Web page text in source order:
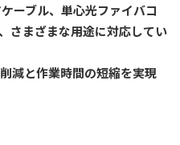
ーブル、単心光ファイバコ
さまざまな用途に対応してい
減と作業時間の短縮を実現